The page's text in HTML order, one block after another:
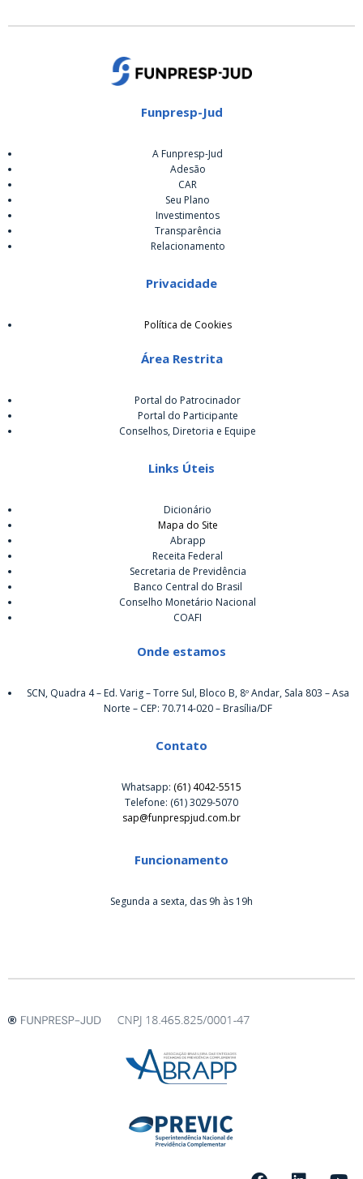
Funpresp-Jud
A Funpresp-Jud
Adesão
CAR
Seu Plano
Investimentos
Transparência
Relacionamento
Privacidade
Política de Cookies
Área Restrita
Portal do Patrocinador
Portal do Participante
Conselhos, Diretoria e Equipe
Links Úteis
Dicionário
Mapa do Site
Abrapp
Receita Federal
Secretaria de Previdência
Banco Central do Brasil
Conselho Monetário Nacional
COAFI
Onde estamos
SCN, Quadra 4 – Ed. Varig – Torre Sul, Bloco B, 8º Andar, Sala 803 – Asa
Norte – CEP: 70.714-020 – Brasília/DF
Contato
Whatsapp: (61) 4042-5515
Telefone: (61) 3029-5070
sap@funprespjud.com.br
Funcionamento
Segunda a sexta, das 9h às 19h